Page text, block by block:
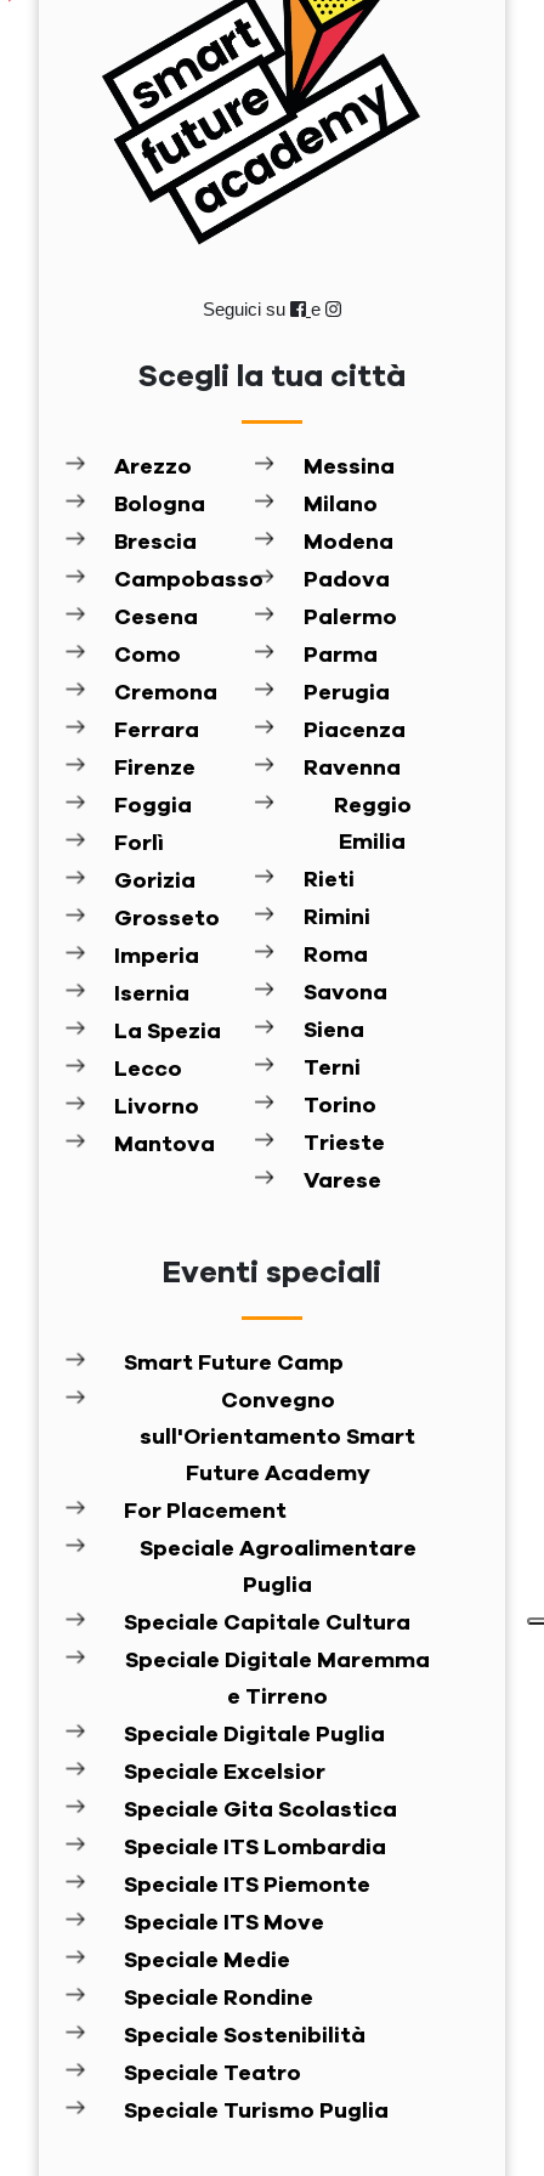
Seguici su e
Scegli la tua città
Arezzo
Bologna
Brescia
Campobasso
Cesena
Como
Cremona
Ferrara
Firenze
Foggia
Forlì
Gorizia
Grosseto
Imperia
Isernia
La Spezia
Lecco
Livorno
Mantova
Messina
Milano
Modena
Padova
Palermo
Parma
Perugia
Piacenza
Ravenna
Reggio
Emilia
Rieti
Rimini
Roma
Savona
Siena
Terni
Torino
Trieste
Varese
Eventi speciali
Smart Future Camp
Convegno
sull'Orientamento Smart
Future Academy
For Placement
Speciale Agroalimentare
Puglia
Speciale Capitale Cultura
Speciale Digitale Maremma
e Tirreno
Speciale Digitale Puglia
Speciale Excelsior
Speciale Gita Scolastica
Speciale ITS Lombardia
Speciale ITS Piemonte
Speciale ITS Move
Speciale Medie
Speciale Rondine
Speciale Sostenibilità
Speciale Teatro
Speciale Turismo Puglia